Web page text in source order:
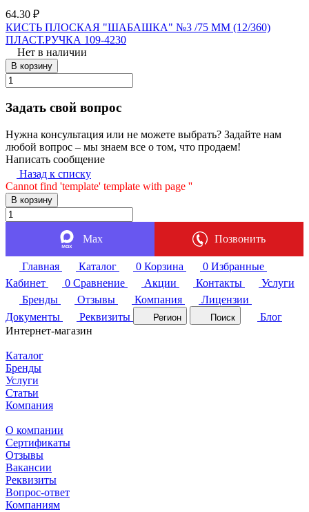
64.30 ₽
КИСТЬ ПЛОСКАЯ "ШАБАШКА" №3 /75 ММ (12/360)
ПЛАСТ.РУЧКА 109-4230
Нет в наличии
В корзину
Задать свой вопрос
Нужна консультация или не можете выбрать? Задайте нам
любой вопрос – мы знаем все о том, что продаем!
Написать сообщение
Назад к списку
Cannot find 'template' template with page ''
В корзину
Max Позвонить
Главная Каталог 0 Корзина 0 Избранные
Кабинет
0 Сравнение Акции Контакты
Услуги
Бренды
Отзывы Компания
Лицензии
Документы
Реквизиты Регион Поиск
Блог
Интернет-магазин
Каталог
Бренды
Услуги
Статьи
Компания
О компании
Сертификаты
Отзывы
Вакансии
Реквизиты
Вопрос-ответ
Компаниям